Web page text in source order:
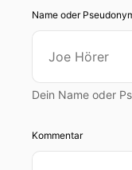
Name oder
Dein Name oder
Kommentar